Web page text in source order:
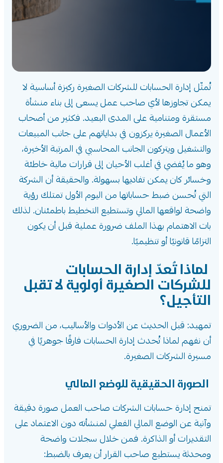
تُمثّل إدارة الحسابات للشركات الصغيرة ركيزة أساسية لا
يمكن تجاوزها لأي صاحب عمل يسعى إلى بناء منشأة
مستقرة ومتنامية على المدى البعيد. فكثير من أصحاب
الأعمال الصغيرة يركزون في بداياتهم على جانب المبيعات
والتشغيل ويتركون الجانب المحاسبي في المرتبة الأخيرة،
وهو ما يُفضي في أغلب الأحيان إلى قرارات مالية خاطئة
وخسائر كان يمكن تفاديها بسهولة. والحقيقة أن الشركة
التي تُحسن ضبط حساباتها من اليوم الأول تمتلك رؤية
واضحة لواقعها المالي وتستطيع التخطيط باطمئنان. لذلك
بات الاهتمام بهذا الملف ضرورة عملية قبل أن يكون
التزامًا قانونيًا أو تنظيميًا.
لماذا تُعدّ إدارة الحسابات
للشركات الصغيرة أولوية لا تقبل
التأجيل؟
تمهيد: قبل الحديث عن الأدوات والأساليب، من الضروري
أن نفهم لماذا تُحدث إدارة الحسابات فارقًا جوهريًا في
مسيرة الشركات الصغيرة.
الصورة الحقيقية للوضع المالي
تمنح إدارة حسابات الشركات صاحب العمل صورة دقيقة
وآنية عن الوضع المالي الفعلي لمنشأته دون الاعتماد على
التقديرات أو الذاكرة. فمن خلال سجلات واضحة
ومحدثة يستطيع صاحب القرار أن يعرف بالضبط: